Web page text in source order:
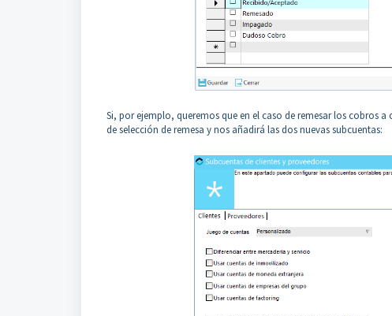
Si, por ejemplo, queremos que en el caso de remesar los cobros
de selección de remesa y nos añadirá las dos nuevas subcuentas: